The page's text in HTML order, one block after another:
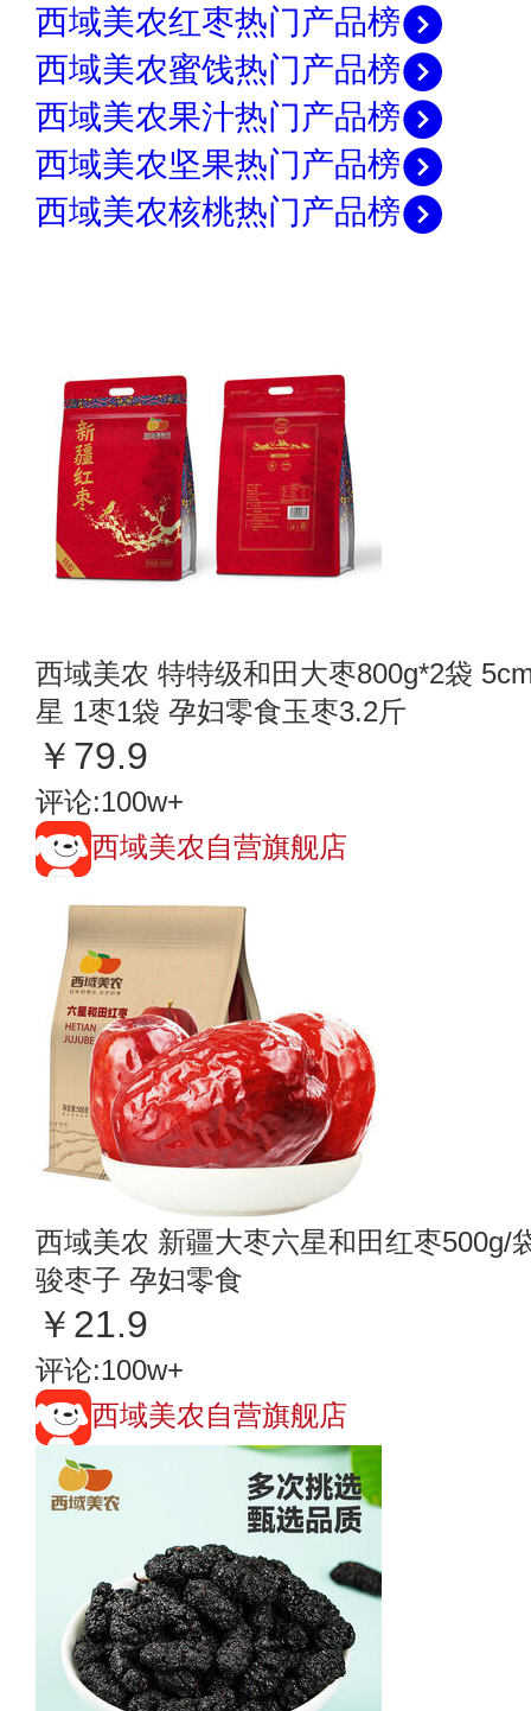
西域美农红枣热门产品榜
西域美农蜜饯热门产品榜
西域美农果汁热门产品榜
西域美农坚果热门产品榜
西域美农核桃热门产品榜
西域美农 特特级和田大枣800g*2袋
星 1枣1袋 孕妇零食玉枣3.2斤
￥79.9
评论:100w+
西域美农自营旗舰店
西域美农 新疆大枣六星和田红枣500g/
骏枣子 孕妇零食
￥21.9
评论:100w+
西域美农自营旗舰店